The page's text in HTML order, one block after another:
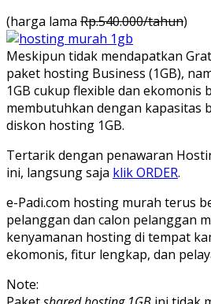
(harga lama Rp.540.000/tahun)
Meskipun tidak mendapatkan
paket hosting Business (1GB),
1GB cukup flexible dan ekomonis
membutuhkan dengan kapasitas
diskon hosting 1GB.
Tertarik dengan penawaran
ini, langsung saja klik ORDER.
e-Padi.com hosting murah terus
pelanggan dan calon pelanggan
kenyamanan hosting di tempat
ekomonis, fitur lengkap, dan
Note: